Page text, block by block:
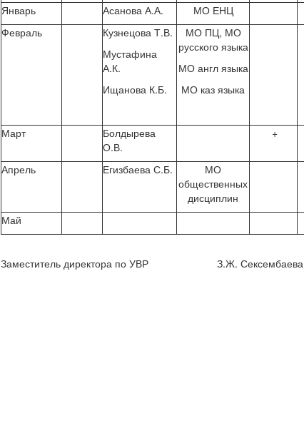
Январь
Асанова А.А. МО ЕНЦ
Февраль
Кузнецова Т.В.
Мустафина
А.К.
Ищанова К.Б.
МО ПЦ, МО
русского языка
МО англ языка
МО каз языка
Март
Болдырева
О.В.
+
Апрель Егизбаева С.Б.
МО
общественных
дисциплин
Май
Заместитель директора по УВР З.Ж. Сексембаева